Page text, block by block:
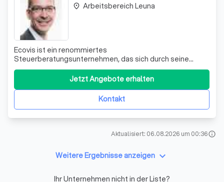
Ecovis ist ein renommiertes
Steuerberatungsunternehmen, das sich durch seine
Expertise und sein Engagement für die Interessen seiner
Kunden auszeichnet. Mit einem Team von erfahrenen
Steuerberatern, angeführt von Stephan Jäkel, bieten wir
eine umfassende Palette von Dienstleistungen an, die auf
Kontakt
Jetzt Angebote erhalten
place Arbeitsbereich Leuna
Aktualisiert: 06.08.2026 um 00:36info
Weitere Ergebnisse anzeigen keyboard_arrow_down
Ihr Unternehmen nicht in der Liste?